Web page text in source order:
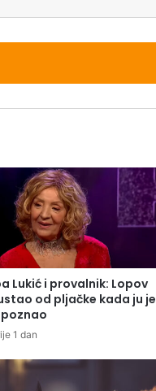
Lukić i provalnik: Lopov
od pljačke kada ju je
1 dan